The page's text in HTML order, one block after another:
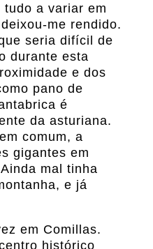
a variar em
me rendido.
seria difícil de
durante esta
e dos
pano de
é
da asturiana.
comum, a
gigantes em
mal tinha
e já
em Comillas.
histórico